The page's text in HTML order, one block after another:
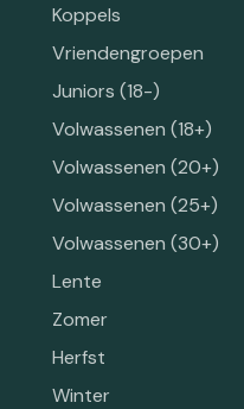
Koppels
Vriendengroepen
Juniors (18-)
Volwassenen (18+)
Volwassenen (20+)
Volwassenen (25+)
Volwassenen (30+)
Lente
Zomer
Herfst
Winter